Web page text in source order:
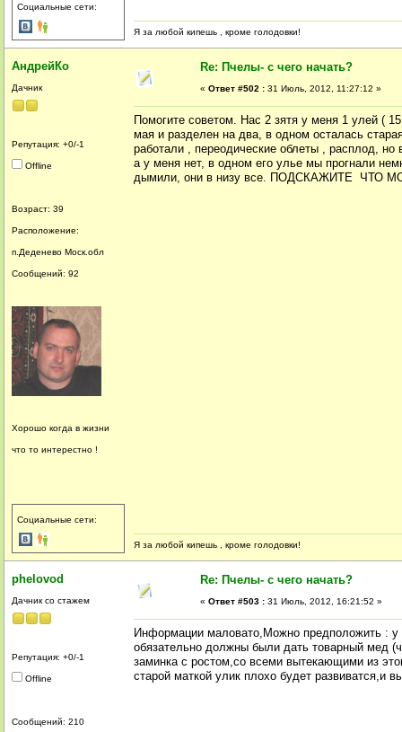
Социальные сети:
Я за любой кипешь , кроме голодовки!
АндрейКо
Дачник
Репутация: +0/-1
Offline
Возраст: 39
Расположение:
п.Деденево Моск.обл
Сообщений: 92
Хорошо когда в жизни
что то интерестно !
Социальные сети:
Re: Пчелы- с чего начать?
« Ответ #502 : 31 Июль, 2012, 11:27:12 »
Помогите советом. Нас 2 зятя у меня 1 улей (
мая и разделен на два, в одном осталась
работали , переодические облеты , расплод, но
а у меня нет, в одном его улье мы прогнали
дымили, они в низу все. ПОДСКАЖИТЕ ЧТО
Я за любой кипешь , кроме голодовки!
phelovod
Дачник со стажем
Репутация: +0/-1
Offline
Сообщений: 210
Re: Пчелы- с чего начать?
« Ответ #503 : 31 Июль, 2012, 16:21:52 »
Информации маловато,Можно предположить : у
обязательно должны были дать товарный мед
заминка с ростом,со всеми вытекающими из
старой маткой улик плохо будет развиватся,и